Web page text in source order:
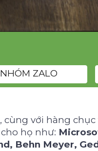
ZALO
cùng với hàng
họ như:
Behn Meyer,